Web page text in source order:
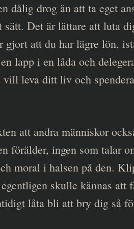
dålig drog än att ta eget
sätt. Det är lättare att luta
att du har lägre lön,
lapp i en låda och
vill leva ditt liv och
att andra människor
förälder, ingen som talar
moral i halsen på den.
skulle kännas att
låta bli att bry dig så